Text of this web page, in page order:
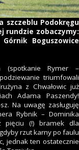
szczeblu Podokręgu
rundzie zobaczymy:
Boguszowice
(spotkanie Rymer –
triumfowali
z Chwałowic już
Adama Paszendy!
Na uwagę zasługuję
Rybnik – Dominika
pięciu (!) bramek dla
rzut karny po faulu
jednak ten ostatecznie